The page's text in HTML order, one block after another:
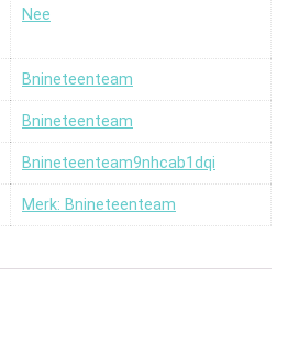
‎Nee
‎Bnineteenteam
‎Bnineteenteam
‎Bnineteenteam9nhcab1dqi
Merk: Bnineteenteam